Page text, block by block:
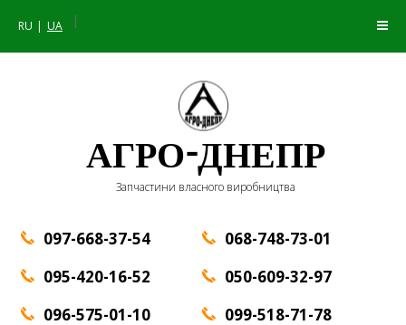
RU UA |
АГРО-ДНЕПР
Запчастини власного виробництва
097-668-37-54
095-420-16-52
096-575-01-10
068-748-73-01
050-609-32-97
099-518-71-78